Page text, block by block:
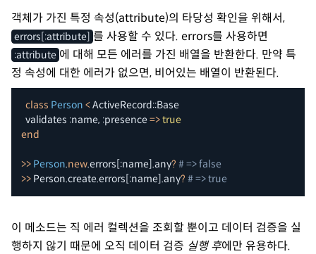
객체가 가진 특정 속성(attribute)의 타당성 확인을 위해서,
errors[:attribute] 를 사용할 수 있다. errors를 사용하면
:attribute 에 대해 모든 에러를 가진 배열을 반환한다. 만약 특
정 속성에 대한 에러가 없으면, 비어있는 배열이 반환된다.
class Person < ActiveRecord::Base
  validates
:name, :presence=>true
end
>> Person.new.errors[:name].any? # => false
>> Person.create.errors[:name].any? # => true
이 메소드는 직 에러 컬렉션을 조회할 뿐이고 데이터 검증을 실
행하지 않기 때문에 오직 데이터 검증 실행 후에만 유용하다.